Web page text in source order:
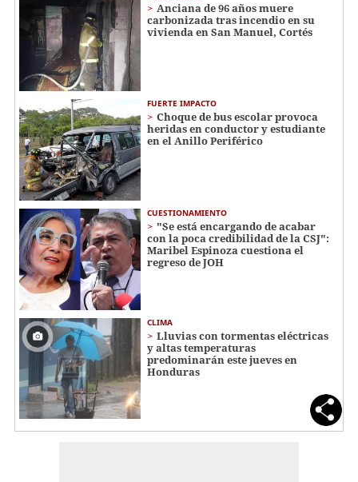
Anciana de 96 años muere
carbonizada tras incendio en su
vivienda en San Manuel, Cortés
FUERTE IMPACTO
Choque de bus escolar provoca
heridas en conductor y estudiante
en el Anillo Periférico
CUESTIONAMIENTO
"Se está encargando de acabar
con la poca credibilidad de la CSJ":
Maribel Espinoza cuestiona el
regreso de JOH
CLIMA
Lluvias con tormentas eléctricas
y altas temperaturas
predominarán este jueves en
Honduras